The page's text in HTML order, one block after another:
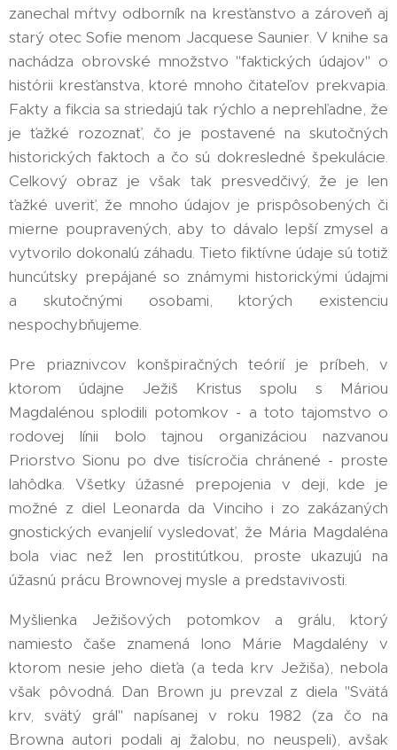
zanechal mŕtvy odborník na kresťanstvo a zároveň aj
starý otec Sofie menom Jacquese Saunier. V knihe sa
nachádza obrovské množstvo "faktických údajov" o
histórii kresťanstva, ktoré mnoho čitateľov prekvapia.
Fakty a fikcia sa striedajú tak rýchlo a neprehľadne, že
je ťažké rozoznať, čo je postavené na skutočných
historických faktoch a čo sú dokresledné špekulácie.
Celkový obraz je však tak presvedčivý, že je len
ťažké uveriť, že mnoho údajov je prispôsobených či
mierne poupravených, aby to dávalo lepší zmysel a
vytvorilo dokonalú záhadu. Tieto fiktívne údaje sú totiž
huncútsky prepájané so známymi historickými údajmi
a skutočnými osobami, ktorých existenciu
nespochybňujeme.
Pre priaznivcov konšpiračných teórií je príbeh, v
ktorom údajne Ježiš Kristus spolu s Máriou
Magdalénou splodili potomkov - a toto tajomstvo o
rodovej línii bolo tajnou organizáciou nazvanou
Priorstvo Sionu po dve tisícročia chránené - proste
lahôdka. Všetky úžasné prepojenia v deji, kde je
možné z diel Leonarda da Vinciho i zo zakázaných
gnostických evanjelií vysledovať, že Mária Magdaléna
bola viac než len prostitútkou, proste ukazujú na
úžasnú prácu Brownovej mysle a predstavivosti.
Myšlienka Ježišových potomkov a grálu, ktorý
namiesto čaše znamená lono Márie Magdalény v
ktorom nesie jeho dieťa (a teda krv Ježiša), nebola
však pôvodná. Dan Brown ju prevzal z diela "Svätá
krv, svätý grál" napísanej v roku 1982 (za čo na
Browna autori podali aj žalobu, no neuspeli), avšak